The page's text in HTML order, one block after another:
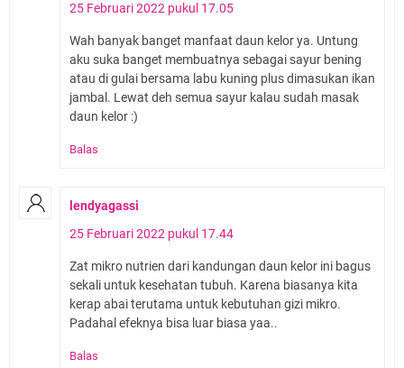
25 Februari 2022 pukul 17.05
Wah banyak banget manfaat daun kelor ya. Untung
aku suka banget membuatnya sebagai sayur bening
atau di gulai bersama labu kuning plus dimasukan ikan
jambal. Lewat deh semua sayur kalau sudah masak
daun kelor :)
Balas
lendyagassi
25 Februari 2022 pukul 17.44
Zat mikro nutrien dari kandungan daun kelor ini bagus
sekali untuk kesehatan tubuh. Karena biasanya kita
kerap abai terutama untuk kebutuhan gizi mikro.
Padahal efeknya bisa luar biasa yaa..
Balas